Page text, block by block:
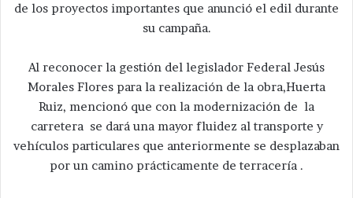
de los proyectos importantes que anunció el edil durante
su campaña.
Al reconocer la gestión del legislador Federal Jesús
Morales Flores para la realización de la obra,Huerta
Ruiz, mencionó que con la modernización de la
carretera se dará una mayor fluidez al transporte y
vehículos particulares que anteriormente se desplazaban
por un camino prácticamente de terracería .